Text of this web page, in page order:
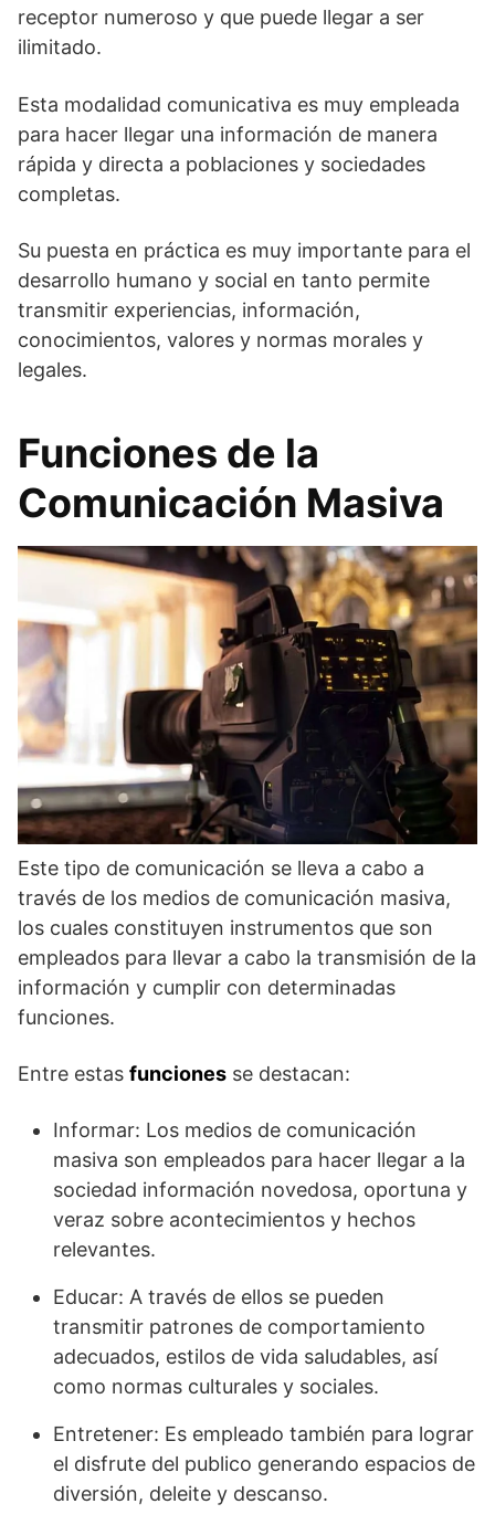
receptor numeroso y que puede llegar a ser
ilimitado.
Esta modalidad comunicativa es muy empleada
para hacer llegar una información de manera
rápida y directa a poblaciones y sociedades
completas.
Su puesta en práctica es muy importante para el
desarrollo humano y social en tanto permite
transmitir experiencias, información,
conocimientos, valores y normas morales y
legales.
Funciones de la
Comunicación Masiva
Este tipo de comunicación se lleva a cabo a
través de los medios de comunicación masiva,
los cuales constituyen instrumentos que son
empleados para llevar a cabo la transmisión de la
información y cumplir con determinadas
funciones.
Entre estas funciones se destacan:
Informar: Los medios de comunicación
masiva son empleados para hacer llegar a la
sociedad información novedosa, oportuna y
veraz sobre acontecimientos y hechos
relevantes.
Educar: A través de ellos se pueden
transmitir patrones de comportamiento
adecuados, estilos de vida saludables, así
como normas culturales y sociales.
Entretener: Es empleado también para lograr
el disfrute del publico generando espacios de
diversión, deleite y descanso.